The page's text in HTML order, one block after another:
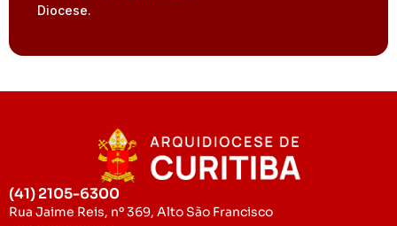
Diocese.
(41) 2105-6300
Rua Jaime Reis, nº 369, Alto São Francisco